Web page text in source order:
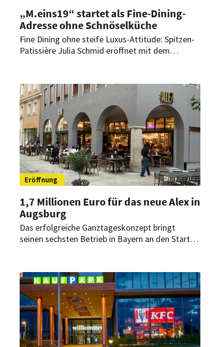
„M.eins19“ startet als Fine-Dining-
Adresse ohne Schnöselküche
Fine Dining ohne steife Luxus-Attitüde: Spitzen-
Patissière Julia Schmid eröffnet mit dem
fairen Preisen und monatlichen Gastkoch-
Events.
Eröffnung
1,7 Millionen Euro für das neue Alex in
Augsburg
Das erfolgreiche Ganztageskonzept bringt
seinen sechsten Betrieb in Bayern an den Start.
überdachte Außenfläche in zentraler
Innenstadtlage.